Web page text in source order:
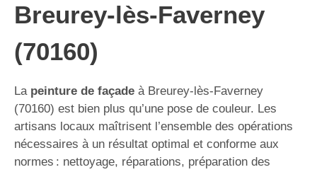
Breurey-lès-Faverney
(70160)
La peinture de façade à Breurey-lès-Faverney
(70160) est bien plus qu’une pose de couleur. Les
artisans locaux maîtrisent l’ensemble des opérations
nécessaires à un résultat optimal et conforme aux
normes : nettoyage, réparations, préparation des